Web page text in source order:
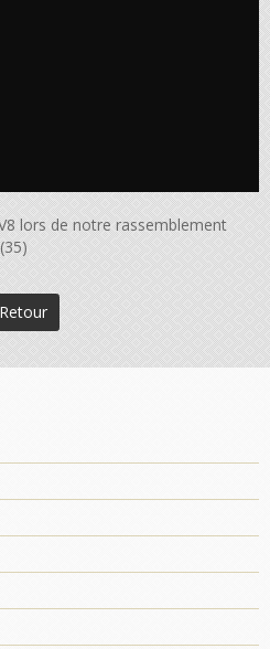
lors de notre rassemblement
Retour